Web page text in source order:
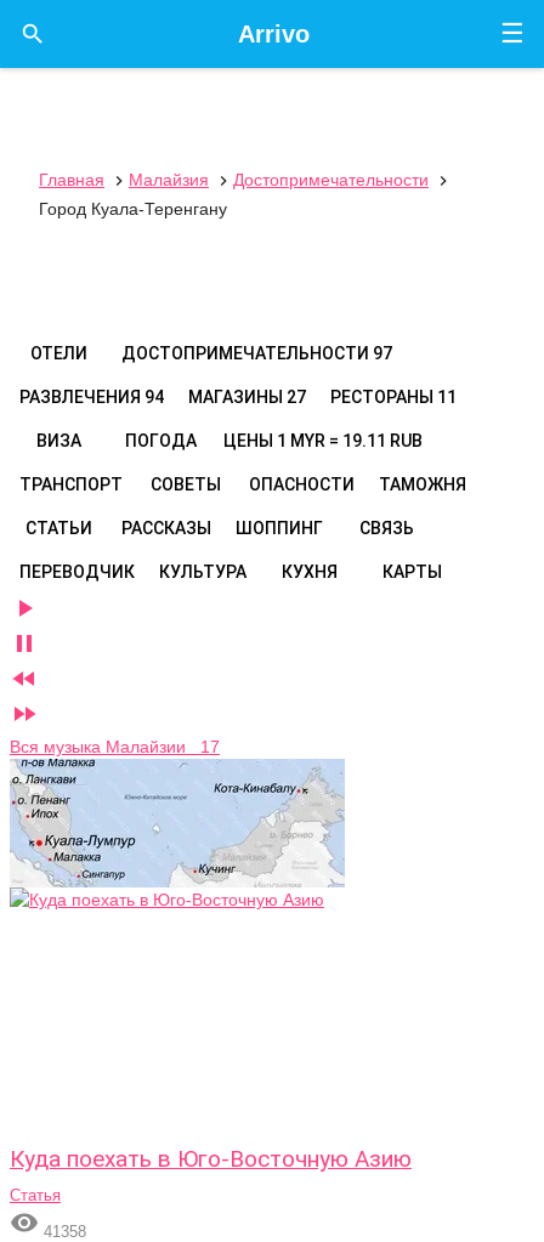
☰
Arrivo

Главная  Малайзия  Достопримечательности

Город Куала-Теренгану
ОТЕЛИ ДОСТОПРИМЕЧАТЕЛЬНОСТИ 97
РАЗВЛЕЧЕНИЯ 94 МАГАЗИНЫ 27 РЕСТОРАНЫ 11
ВИЗА ПОГОДА ЦЕНЫ 1 MYR = 19.11 RUB
ТРАНСПОРТ СОВЕТЫ ОПАСНОСТИ ТАМОЖНЯ
СТАТЬИ РАССКАЗЫ ШОППИНГ СВЯЗЬ
ПЕРЕВОДЧИК КУЛЬТУРА КУХНЯ КАРТЫ




Вся музыка Малайзии 17
Куда поехать в Юго-Восточную Азию
Статья
 41358